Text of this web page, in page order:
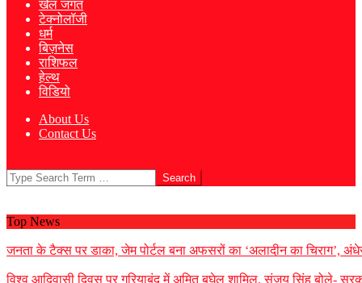
खेल जगत
टेक्नोलॉजी
धर्म
बिज़नेस
राशिफल
हेल्थ
विडियो
About Us
Contact Us
Search
Top News
जनता के टैक्स पर डाका, जेम पोर्टल बना अफसरों का ‘अलादीन का चिराग’,
विश्व आदिवासी दिवस पर गरियाबंद में अमित बघेल शामिल, संजय सिंह बोले-